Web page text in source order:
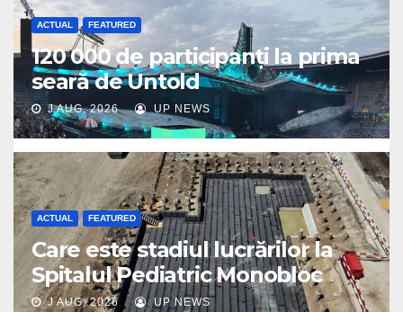
ACTUAL FEATURED
120 000 de participanți la prima
seară de Untold
J AUG, 2026 UP NEWS
ACTUAL FEATURED
Care este stadiul lucrărilor la
Spitalul Pediatric Monobloc
J AUG, 2026 UP NEWS